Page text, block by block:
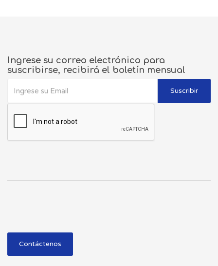
Ingrese su correo electrónico para
suscribirse, recibirá el boletín mensual
Suscribir
Contáctenos